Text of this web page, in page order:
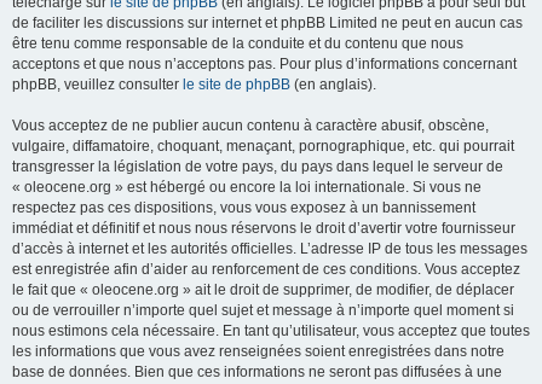
de faciliter les discussions sur internet et phpBB Limited ne peut en aucun cas
être tenu comme responsable de la conduite et du contenu que nous
acceptons et que nous n’acceptons pas. Pour plus d’informations concernant
phpBB, veuillez consulter le site de phpBB (en anglais).
Vous acceptez de ne publier aucun contenu à caractère abusif, obscène,
vulgaire, diffamatoire, choquant, menaçant, pornographique, etc. qui pourrait
transgresser la législation de votre pays, du pays dans lequel le serveur de
« oleocene.org » est hébergé ou encore la loi internationale. Si vous ne
respectez pas ces dispositions, vous vous exposez à un bannissement
immédiat et définitif et nous nous réservons le droit d’avertir votre fournisseur
d’accès à internet et les autorités officielles. L’adresse IP de tous les messages
est enregistrée afin d’aider au renforcement de ces conditions. Vous acceptez
le fait que « oleocene.org » ait le droit de supprimer, de modifier, de déplacer
ou de verrouiller n’importe quel sujet et message à n’importe quel moment si
nous estimons cela nécessaire. En tant qu’utilisateur, vous acceptez que toutes
les informations que vous avez renseignées soient enregistrées dans notre
base de données. Bien que ces informations ne seront pas diffusées à une